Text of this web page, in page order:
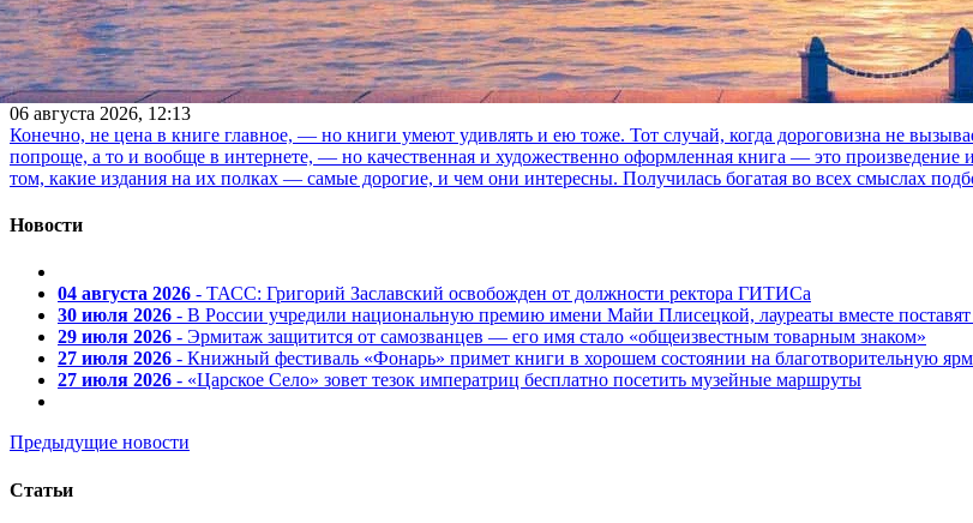
Какие книги — самые дорогие в магазинах Петербурга?
06 августа 2026, 12:13
Конечно, не цена в книге главное, — но книги умеют удивлять и ею тоже. Тот случай, когда дороговизна не
попроще, а то и вообще в интернете, — но качественная и художественно оформленная книга — это произведение
том, какие издания на их полках — самые дорогие, и чем они интересны. Получилась богатая во всех смыслах
Новости
04 августа 2026 - ТАСС: Григорий Заславский освобожден от должности ректора ГИТИСа
30 июля 2026 - В России учредили национальную премию имени Майи Плисецкой, лауреаты вместе поставят
29 июля 2026 - Эрмитаж защитится от самозванцев — его имя стало «общеизвестным товарным знаком»
27 июля 2026 - Книжный фестиваль «Фонарь» примет книги в хорошем состоянии на благотворительную
27 июля 2026 - «Царское Село» зовет тезок императриц бесплатно посетить музейные маршруты
Предыдущие новости
Статьи